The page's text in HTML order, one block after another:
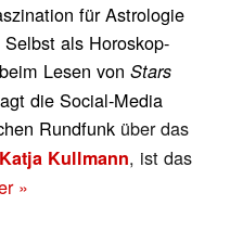
für Astrologie
als Horoskop-
Lesen von Stars
die Social-Media
Rundfunk über das
Katja Kullmann, ist das
»